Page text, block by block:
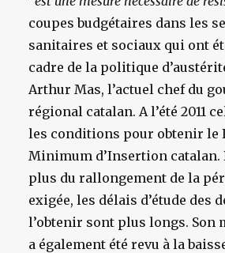
coupes budgétaires dans les
sanitaires et sociaux qui ont
cadre de la politique
Arthur Mas, l’actuel chef du
régional catalan. A l’été 2011
les conditions pour obtenir le
Minimum d’Insertion catalan.
plus du rallongement de la
exigée, les délais d’étude des
l’obtenir sont plus longs. Son
a également été revu à la